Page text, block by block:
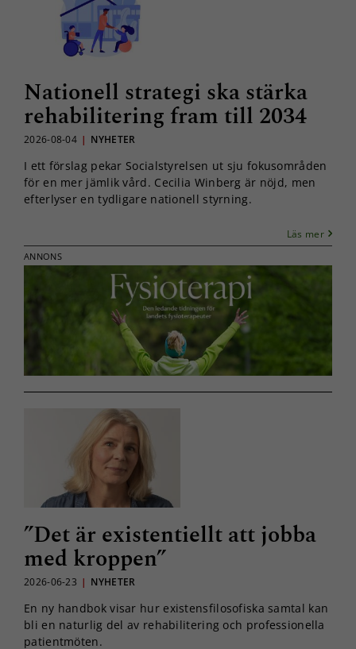
Nationell strategi ska stärka
rehabilitering fram till 2034
2026-08-04 | NYHETER
I ett förslag pekar Socialstyrelsen ut sju fokusområden
för en mer jämlik vård. Cecilia Winberg är nöjd, men
efterlyser en tydligare nationell styrning.
Läs mer
ANNONS
”Det är existentiellt att jobba
med kroppen”
2026-06-23 | NYHETER
En ny handbok visar hur existensfilosofiska samtal kan
bli en naturlig del av rehabilitering och professionella
patientmöten.